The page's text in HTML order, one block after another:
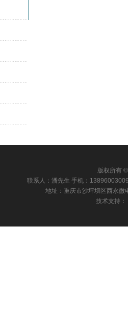
版权所有
联系人：潘先生 手机：
地址：重庆市沙坪坝区西永
技术支持：